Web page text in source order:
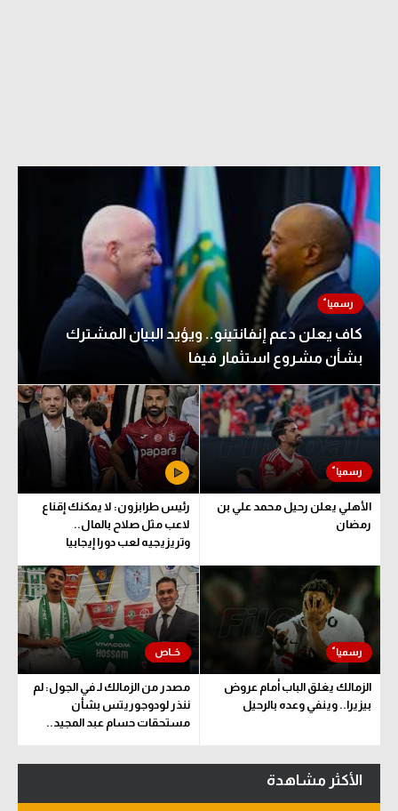
كاف يعلن دعم إنفانتينو.. ويؤيد البيان المشترك
بشأن مشروع استثمار فيفا
الأهلي يعلن رحيل محمد علي بن
رمضان
رئيس طرابزون: لا يمكنك إقناع
لاعب مثل صلاح بالمال..
وتريزيجيه لعب دورا إيجابيا
الزمالك يغلق الباب أمام عروض
بيزيرا.. وينفي وعده بالرحيل
مصدر من الزمالك لـ في الجول: لم
ننذر لودوجوريتس بشأن
مستحقات حسام عبد المجيد..
الأكثر مشاهدة